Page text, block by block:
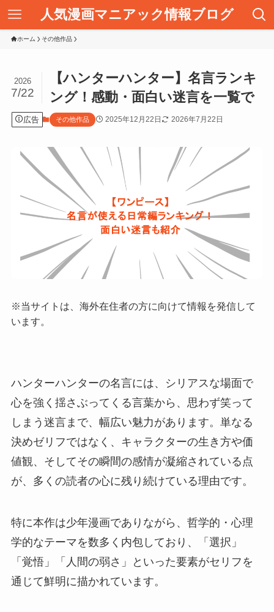
人気漫画マニアック情報ブログ
ホーム その他作品
【ハンターハンター】名言ランキ
ング！感動・面白い迷言を一覧で
2026
7/22
広告 その他作品 2025年12月22日 2026年7月22日
※当サイトは、海外在住者の方に向けて情報を発信して
います。
ハンターハンターの名言には、シリアスな場面で
心を強く揺さぶってくる言葉から、思わず笑って
しまう迷言まで、幅広い魅力があります。単なる
決めゼリフではなく、キャラクターの生き方や価
値観、そしてその瞬間の感情が凝縮されている点
が、多くの読者の心に残り続けている理由です。
特に本作は少年漫画でありながら、哲学的・心理
学的なテーマを数多く内包しており、「選択」
「覚悟」「人間の弱さ」といった要素がセリフを
通じて鮮明に描かれています。